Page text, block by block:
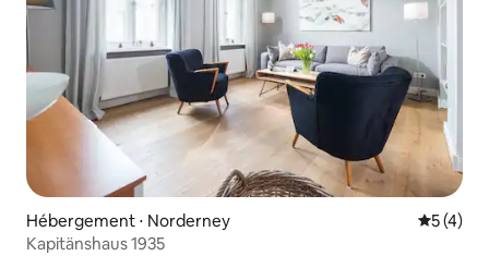
Hébergement ⋅ Norderney
5 (4)
Kapitänshaus 1935